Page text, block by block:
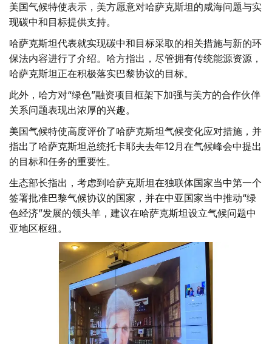
美国气候特使表示，美方愿意对哈萨克斯坦的咸海问题与实
现碳中和目标提供支持。
哈萨克斯坦代表就实现碳中和目标采取的相关措施与新的环
保法内容进行了介绍。哈方指出，尽管拥有传统能源资源，
哈萨克斯坦正在积极落实巴黎协议的目标。
此外，哈方对“绿色”融资项目框架下加强与美方的合作伙伴
关系问题表现出浓厚的兴趣。
美国气候特使高度评价了哈萨克斯坦气候变化应对措施，并
指出了哈萨克斯坦总统托卡耶夫去年12月在气候峰会中提出
的目标和任务的重要性。
生态部长指出，考虑到哈萨克斯坦在独联体国家当中第一个
签署批准巴黎气候协议的国家，并在中亚国家当中推动“绿
色经济”发展的领头羊，建议在哈萨克斯坦设立气候问题中
亚地区枢纽。